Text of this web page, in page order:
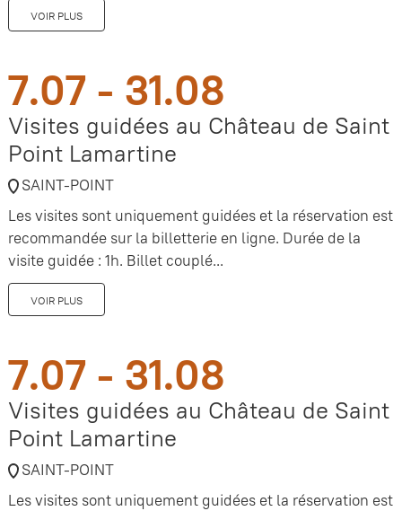
VOIR PLUS
7.07 - 31.08
Visites guidées au Château de Saint
Point Lamartine
SAINT-POINT
Les visites sont uniquement guidées et la réservation est
recommandée sur la billetterie en ligne. Durée de la
visite guidée : 1h. Billet couplé...
VOIR PLUS
7.07 - 31.08
Visites guidées au Château de Saint
Point Lamartine
SAINT-POINT
Les visites sont uniquement guidées et la réservation est